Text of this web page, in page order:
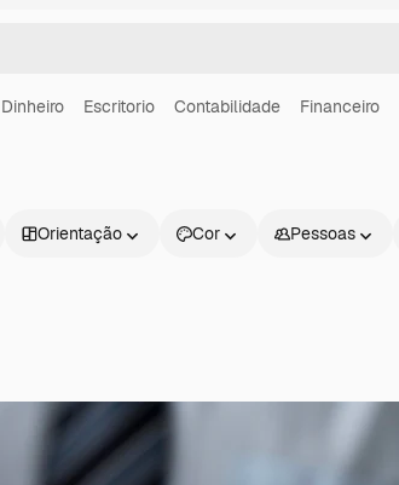
Dinheiro Escritorio Contabilidade Financeiro
Orientação Cor Pessoas